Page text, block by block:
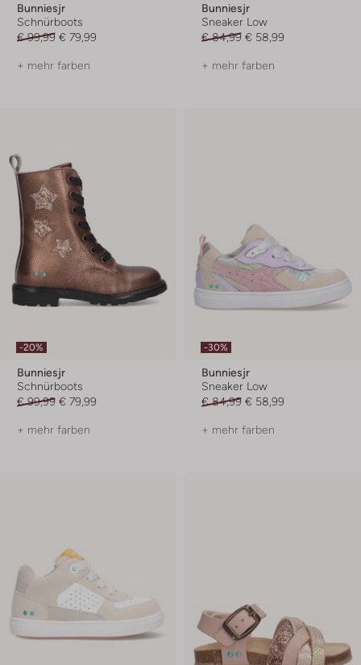
Bunniesjr
Schnürboots
€ 99,99 € 79,99
+ mehr farben
Bunniesjr
Sneaker Low
€ 84,99 € 58,99
+ mehr farben
-20%
Bunniesjr
Schnürboots
€ 99,99 € 79,99
+ mehr farben
-30%
Bunniesjr
Sneaker Low
€ 84,99 € 58,99
+ mehr farben